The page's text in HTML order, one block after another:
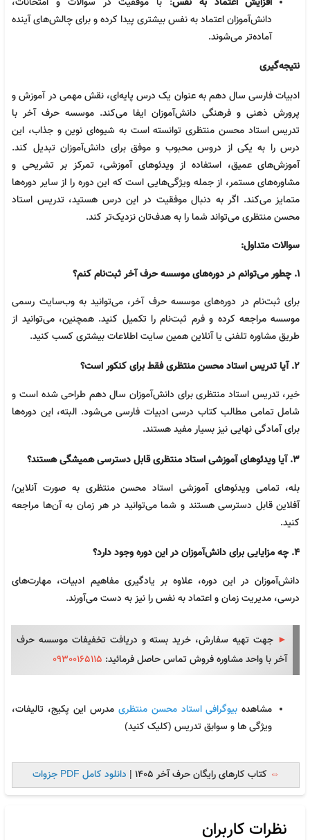
دانش‌آموزان اعتماد به نفس بیشتری پیدا کرده و برای چالش‌های آینده
آماده‌تر می‌شوند.
نتیجه‌گیری
ادبیات فارسی سال دهم به عنوان یک درس پایه‌ای، نقش مهمی در آموزش و
پرورش ذهنی و فرهنگی دانش‌آموزان ایفا می‌کند. موسسه حرف آخر با
تدریس استاد محسن منتظری توانسته است به شیوه‌ای نوین و جذاب، این
درس را به یکی از دروس محبوب و موفق برای دانش‌آموزان تبدیل کند.
آموزش‌های عمیق، استفاده از ویدئوهای آموزشی، تمرکز بر تشریحی و
مشاوره‌های مستمر، از جمله ویژگی‌هایی است که این دوره را از سایر دوره‌ها
متمایز می‌کند. اگر به دنبال موفقیت در این درس هستید، تدریس استاد
محسن منتظری می‌تواند شما را به هدف‌تان نزدیک‌تر کند.
سوالات متداول:
1. چطور می‌توانم در دوره‌های موسسه حرف آخر ثبت‌نام کنم؟
برای ثبت‌نام در دوره‌های موسسه حرف آخر، می‌توانید به وب‌سایت رسمی
موسسه مراجعه کرده و فرم ثبت‌نام را تکمیل کنید. همچنین، می‌توانید از
طریق مشاوره تلفنی یا آنلاین همین سایت اطلاعات بیشتری کسب کنید.
2. آیا تدریس استاد محسن منتظری فقط برای کنکور است؟
خیر، تدریس استاد منتظری برای دانش‌آموزان سال دهم طراحی شده است و
شامل تمامی مطالب کتاب درسی ادبیات فارسی می‌شود. البته، این دوره‌ها
برای آمادگی نهایی نیز بسیار مفید هستند.
3. آیا ویدئوهای آموزشی استاد منتظری قابل دسترسی همیشگی هستند؟
بله، تمامی ویدئوهای آموزشی استاد محسن منتظری به صورت آنلاین/
آفلاین قابل دسترسی هستند و شما می‌توانید در هر زمان به آن‌ها مراجعه
کنید.
4. چه مزایایی برای دانش‌آموزان در این دوره وجود دارد؟
دانش‌آموزان در این دوره، علاوه بر یادگیری مفاهیم ادبیات، مهارت‌های
درسی، مدیریت زمان و اعتماد به نفس را نیز به دست می‌آورند.
► جهت تهیه سفارش، خرید بسته و دریافت تخفیفات موسسه حرف
آخر با واحد مشاوره فروش تماس حاصل فرمائید: 09300165115
مشاهده بیوگرافی استاد محسن منتظری مدرس این پکیج، تالیفات،
ویژگی ها و سوابق تدریس (کلیک کنید)
⇔ کتاب کارهای رایگان حرف آخر 1405 | دانلود کامل PDF جزوات
نظرات کاربران